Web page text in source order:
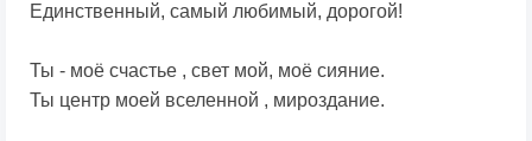
Единственный, самый любимый, дорогой!
Ты - моё счастье , свет мой, моё сияние.
Ты центр моей вселенной , мироздание.